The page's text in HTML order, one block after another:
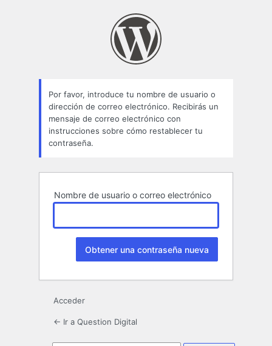
Por favor, introduce tu nombre de usuario o
dirección de correo electrónico. Recibirás un
mensaje de correo electrónico con
instrucciones sobre cómo restablecer tu
contraseña.
Nombre de usuario o correo electrónico
Acceder
← Ir a Question Digital